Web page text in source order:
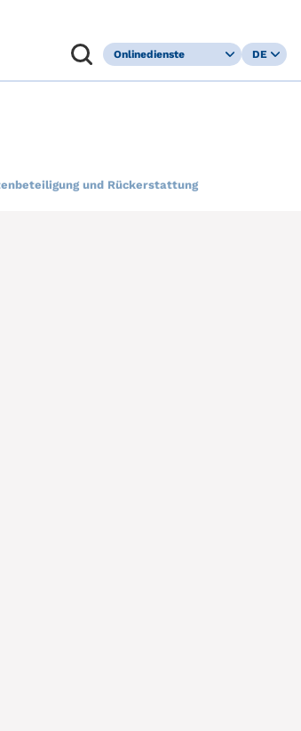
Onlinedienste
Kundenportal
pflicht
DE
FR
und Rückerstattung